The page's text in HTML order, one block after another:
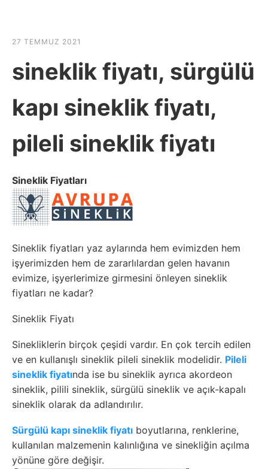
27 TEMMUZ 2021
sineklik fiyatı, sürgülü
kapı sineklik fiyatı,
pileli sineklik fiyatı
Sineklik Fiyatları
Sineklik fiyatları yaz aylarında hem evimizden hem
işyerimizden hem de zararlılardan gelen havanın
evimize, işyerlerimize girmesini önleyen sineklik
fiyatları ne kadar?
Sineklik Fiyatı
Sinekliklerin birçok çeşidi vardır. En çok tercih edilen
ve en kullanışlı sineklik pileli sineklik modelidir. Pileli
sineklik fiyatında ise bu sineklik ayrıca akordeon
sineklik, pilili sineklik, sürgülü sineklik ve açık-kapalı
sineklik olarak da adlandırılır.
Sürgülü kapı sineklik fiyatı boyutlarına, renklerine,
kullanılan malzemenin kalınlığına ve sinekliğin açılma
yönüne göre değişir.